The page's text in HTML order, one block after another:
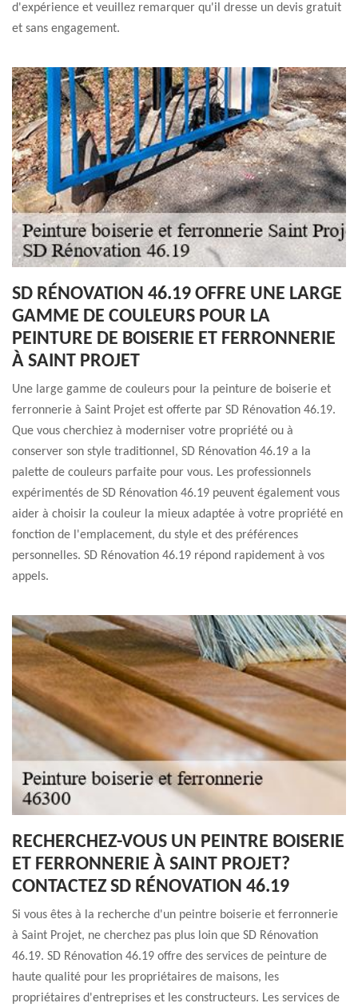
d'expérience et veuillez remarquer qu'il dresse un devis gratuit
et sans engagement.
SD RÉNOVATION 46.19 OFFRE UNE LARGE
GAMME DE COULEURS POUR LA
PEINTURE DE BOISERIE ET FERRONNERIE
À SAINT PROJET
Une large gamme de couleurs pour la peinture de boiserie et
ferronnerie à Saint Projet est offerte par SD Rénovation 46.19.
Que vous cherchiez à moderniser votre propriété ou à
conserver son style traditionnel, SD Rénovation 46.19 a la
palette de couleurs parfaite pour vous. Les professionnels
expérimentés de SD Rénovation 46.19 peuvent également vous
aider à choisir la couleur la mieux adaptée à votre propriété en
fonction de l'emplacement, du style et des préférences
personnelles. SD Rénovation 46.19 répond rapidement à vos
appels.
RECHERCHEZ-VOUS UN PEINTRE BOISERIE
ET FERRONNERIE À SAINT PROJET?
CONTACTEZ SD RÉNOVATION 46.19
Si vous êtes à la recherche d'un peintre boiserie et ferronnerie
à Saint Projet, ne cherchez pas plus loin que SD Rénovation
46.19. SD Rénovation 46.19 offre des services de peinture de
haute qualité pour les propriétaires de maisons, les
propriétaires d'entreprises et les constructeurs. Les services de